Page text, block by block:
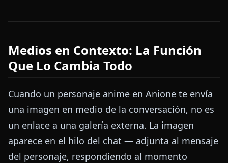
Medios en Contexto: La Función
Que Lo Cambia Todo
Cuando un personaje anime en Anione te envía
una imagen en medio de la conversación, no es
un enlace a una galería externa. La imagen
aparece en el hilo del chat — adjunta al mensaje
del personaje, respondiendo al momento